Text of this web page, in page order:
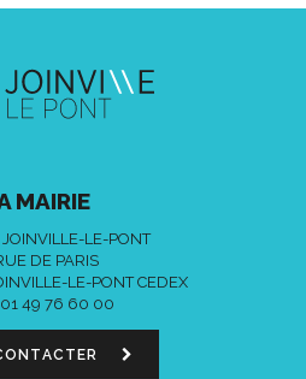
MAIRIE
LE-PONT
DE PARIS
LE-PONT CEDEX
01 49 76 60 00